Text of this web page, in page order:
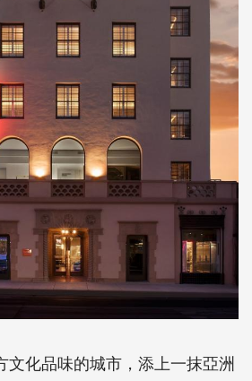
文化品味的城市，添上一抹亞洲